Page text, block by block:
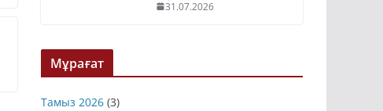
31.07.2026
Мұрағат
Тамыз 2026 (3)